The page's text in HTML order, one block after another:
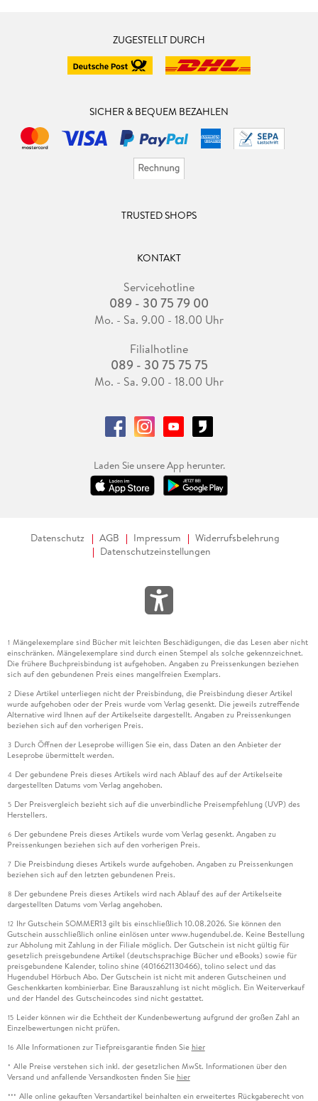
ZUGESTELLT DURCH
SICHER & BEQUEM BEZAHLEN
TRUSTED SHOPS
KONTAKT
Servicehotline
089 - 30 75 79 00
Mo. - Sa. 9.00 - 18.00 Uhr
Filialhotline
089 - 30 75 75 75
Mo. - Sa. 9.00 - 18.00 Uhr
Laden Sie unsere App herunter.
Datenschutz AGB Impressum
Widerrufsbelehrung
Datenschutzeinstellungen
1 Mängelexemplare sind Bücher mit leichten Beschädigungen, die das Lesen aber nicht
einschränken. Mängelexemplare sind durch einen Stempel als solche gekennzeichnet.
Die frühere Buchpreisbindung ist aufgehoben. Angaben zu Preissenkungen beziehen
sich auf den gebundenen Preis eines mangelfreien Exemplars.
2 Diese Artikel unterliegen nicht der Preisbindung, die Preisbindung dieser Artikel
wurde aufgehoben oder der Preis wurde vom Verlag gesenkt. Die jeweils zutreffende
Alternative wird Ihnen auf der Artikelseite dargestellt. Angaben zu Preissenkungen
beziehen sich auf den vorherigen Preis.
3 Durch Öffnen der Leseprobe willigen Sie ein, dass Daten an den Anbieter der
Leseprobe übermittelt werden.
4 Der gebundene Preis dieses Artikels wird nach Ablauf des auf der Artikelseite
dargestellten Datums vom Verlag angehoben.
5 Der Preisvergleich bezieht sich auf die unverbindliche Preisempfehlung (UVP) des
Herstellers.
6 Der gebundene Preis dieses Artikels wurde vom Verlag gesenkt. Angaben zu
Preissenkungen beziehen sich auf den vorherigen Preis.
7 Die Preisbindung dieses Artikels wurde aufgehoben. Angaben zu Preissenkungen
beziehen sich auf den letzten gebundenen Preis.
8 Der gebundene Preis dieses Artikels wird nach Ablauf des auf der Artikelseite
dargestellten Datums vom Verlag angehoben.
12 Ihr Gutschein SOMMER13 gilt bis einschließlich 10.08.2026. Sie können den
Gutschein ausschließlich online einlösen unter www.hugendubel.de. Keine Bestellung
zur Abholung mit Zahlung in der Filiale möglich. Der Gutschein ist nicht gültig für
gesetzlich preisgebundene Artikel (deutschsprachige Bücher und eBooks) sowie für
preisgebundene Kalender, tolino shine (4016621130466), tolino select und das
Hugendubel Hörbuch Abo. Der Gutschein ist nicht mit anderen Gutscheinen und
Geschenkkarten kombinierbar. Eine Barauszahlung ist nicht möglich. Ein Weiterverkauf
und der Handel des Gutscheincodes sind nicht gestattet.
15 Leider können wir die Echtheit der Kundenbewertung aufgrund der großen Zahl an
Einzelbewertungen nicht prüfen.
16 Alle Informationen zur Tiefpreisgarantie finden Sie hier
* Alle Preise verstehen sich inkl. der gesetzlichen MwSt. Informationen über den
Versand und anfallende Versandkosten finden Sie hier
*** Alle online gekauften Versandartikel beinhalten ein erweitertes Rückgaberecht von